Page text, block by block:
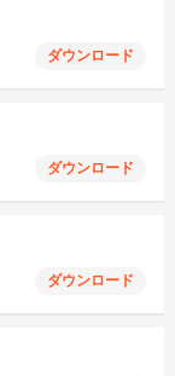
ダウンロード
ダウンロード
ダウンロード